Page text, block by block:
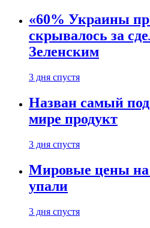
«60% Украины
скрывалось за
Зеленским
3 дня спустя
Назван самый
мире продукт
3 дня спустя
Мировые цены на
упали
3 дня спустя